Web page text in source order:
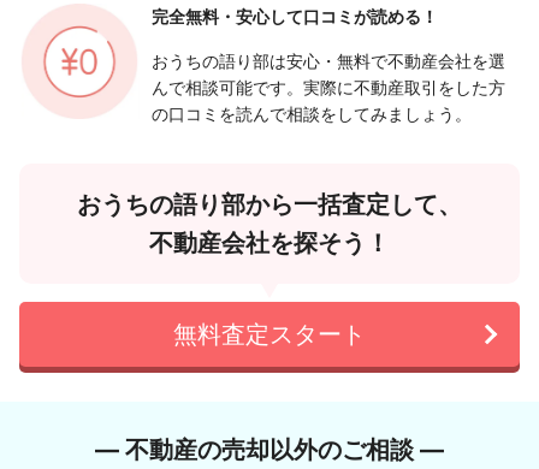
完全無料・安心して口コミが読める！
おうちの語り部は安心・無料で不動産会社を選
んで相談可能です。実際に不動産取引をした方
の口コミを読んで相談をしてみましょう。
おうちの語り部から一括査定して、
不動産会社を探そう！
無料査定スタート
― 不動産の売却以外のご相談 ―